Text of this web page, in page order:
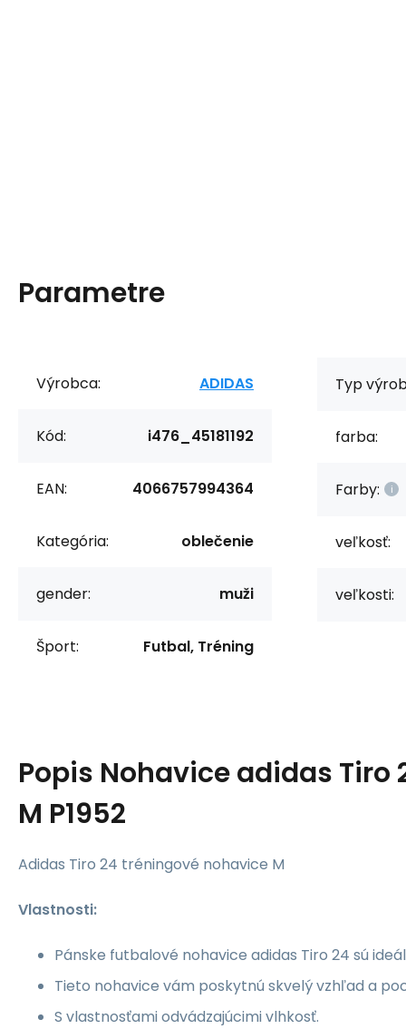
Parametre
Výrobca: ADIDAS
Kód: i476_45181192
EAN: 4066757994364
Kategória: oblečenie
gender: muži
Šport: Futbal, Tréning
Typ
farba:
Farby:
veľkosť:
veľkosti:
Popis Nohavice adidas Tiro
M P1952
Adidas Tiro 24 tréningové nohavice M
Vlastnosti:
Pánske futbalové nohavice adidas Tiro 24 sú
Tieto nohavice vám poskytnú skvelý vzhľad a
S vlastnosťami odvádzajúcimi vlhkosť.